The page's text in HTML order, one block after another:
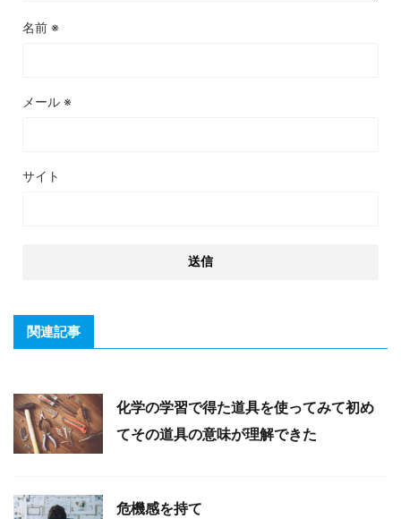
名前 ※
メール ※
サイト
関連記事
化学の学習で得た道具を使ってみて初め
てその道具の意味が理解できた
危機感を持て